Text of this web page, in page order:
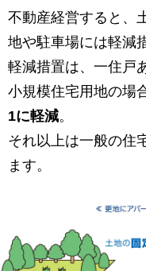
不動産経営すると、
地や駐車場には軽減
軽減措置は、一住戸
小規模住宅用地の場
1に軽減。
それ以上は一般の住
ます。